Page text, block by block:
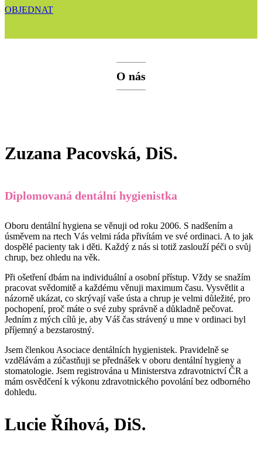
OBJEDNAT
O nás
Zuzana Pacovská, DiS.
Diplomovaná dentální hygienistka
Oboru dentální hygiena se věnuji od roku 2006. S nadšením a
úsměvem na rtech Vás velmi ráda přivítám ve své ordinaci. A to jak
dospělé pacienty tak i děti. Každý z nás si totiž zaslouží péči o svůj
chrup, bez ohledu na věk.
Při ošetření dbám na individuální a osobní přístup. Vždy se snažím
pracovat svědomitě a každému věnuji maximum času. Vysvětlit a
názorně ukázat, co skrývají vaše ústa a chrup je velmi důležité, pro
pochopení, proč máte o své zuby správně a důkladně pečovat.
Jedním z mých cílů je, aby Váš čas strávený u mne v ordinaci byl
příjemný a bezstarostný.
Jsem členkou Asociace dentálních hygienistek. Pravidelně se
vzdělávám a zúčastňuji se přednášek v oboru dentální hygieny a
stomatologie. Jsem registrována u Ministerstva zdravotnictví ČR a
mám osvědčení k výkonu zdravotnického povolání bez odborného
dohledu.
Lucie Říhová, DiS.